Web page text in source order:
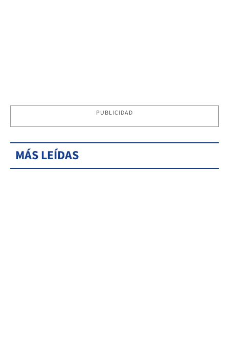
PUBLICIDAD
MÁS LEÍDAS